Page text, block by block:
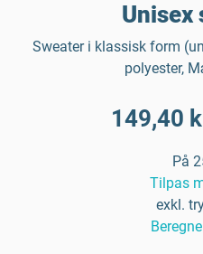
Unisex
Sweater i klassisk form
polyester,
149,40
På
Tilpas
exkl.